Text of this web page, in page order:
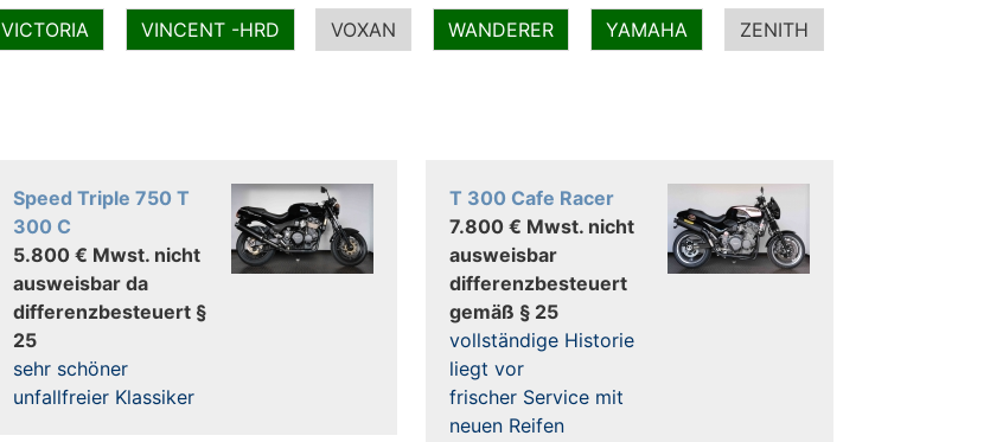
VICTORIA VINCENT -HRD VOXAN WANDERER YAMAHA ZENITH
Speed Triple 750 T
300 C
5.800 € Mwst. nicht
ausweisbar da
differenzbesteuert §
25
sehr schöner
unfallfreier Klassiker
T 300 Cafe Racer
7.800 € Mwst. nicht
ausweisbar
differenzbesteuert
gemäß § 25
vollständige Historie
liegt vor
frischer Service mit
neuen Reifen